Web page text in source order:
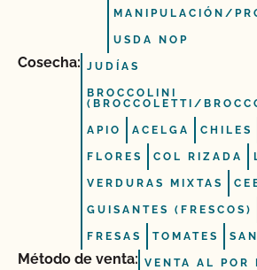
MANIPULACIÓN/
USDA NOP
Cosecha: JUDÍAS
BROCCOLINI
(BROCCOLETTI/
APIO ACELGA CHILES
FLORES COL RIZADA
VERDURAS MIXTAS
GUISANTES (FRESCOS)
FRESAS TOMATES
Método de venta: VENTA AL POR